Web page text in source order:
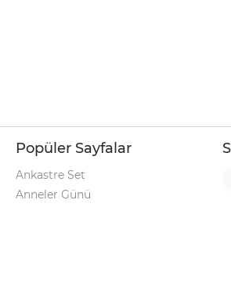
Popüler Sayfalar
Ankastre Set
Anneler Günü